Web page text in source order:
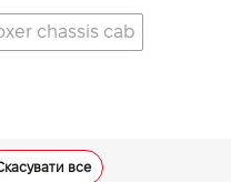
chassis cab
все